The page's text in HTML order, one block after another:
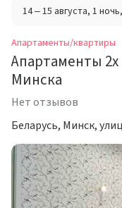
Беларусь
14 – 15 августа, 1 ночь
Апартаменты/квартиры
Апартаменты
Минска
Нет отзывов